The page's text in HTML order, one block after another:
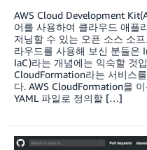
AWS Cloud Development
어를 사용하여 클라우드 애플
저닝할 수 있는 오픈 소스 소
라우드를 사용해 보신 분들은
IaC)라는 개념에는 익숙할 것
CloudFormation라는 서비스
다. AWS CloudFormation을
YAML 파일로 정의할 […]